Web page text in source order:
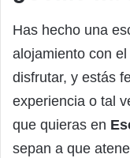
Has hecho una
alojamiento con
disfrutar, y estás
experiencia o tal
que quieras en
sepan a que